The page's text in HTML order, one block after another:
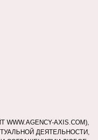
AXIS.COM),
ДЕЯТЕЛЬНОСТИ,